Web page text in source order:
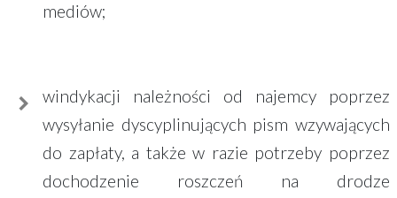
mediów;
windykacji należności od najemcy poprzez
wysyłanie dyscyplinujących pism wzywających
do zapłaty, a także w razie potrzeby poprzez
dochodzenie roszczeń na drodze